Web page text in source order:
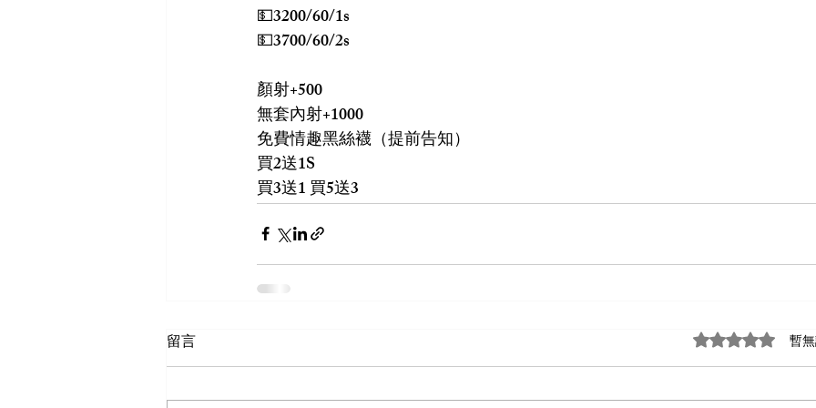
💵3200/60/1s
💵3700/60/2s
顏射+500
無套內射+1000
免費情趣黑絲襪（提前告知）
買2送1S
買3送1 買5送3
留言 評等為 0（最高暫